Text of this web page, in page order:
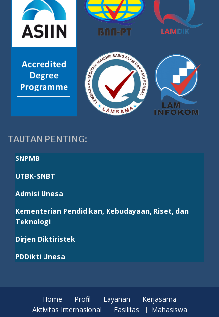
TAUTAN PENTING:
SNPMB
UTBK-SNBT
Admisi Unesa
Kementerian Pendidikan, Kebudayaan, Riset, dan
Teknologi
Dirjen Diktiristek
PDDikti Unesa
Home Profil Layanan
Kerjasama
Aktivitas Internasional
Fasilitas
Mahasiswa